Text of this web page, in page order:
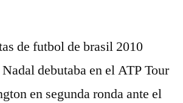
debutaba en el ATP Tour
en segunda ronda ante el